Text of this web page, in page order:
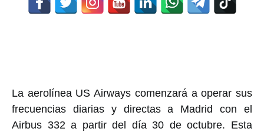
La aerolínea US Airways comenzará a operar sus
frecuencias diarias y directas a Madrid con el
Airbus 332 a partir del día 30 de octubre. Esta